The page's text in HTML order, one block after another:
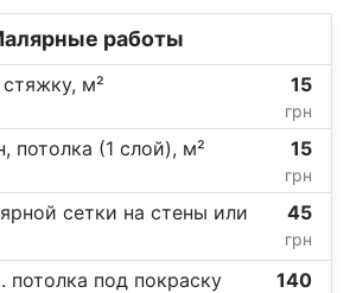
работы
м² 15
грн
потолка (1 слой), м² 15
грн
сетки на стены или
45
грн
потолка под покраску
140